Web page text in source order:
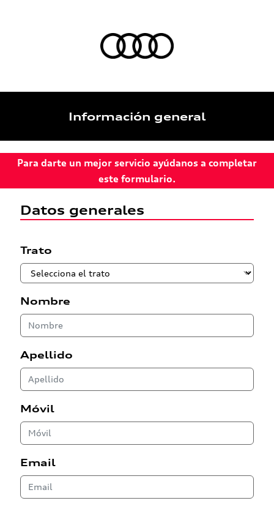
Información general
Para darte un mejor servicio ayúdanos a completar
este formulario.
Datos generales
Trato
Nombre
Apellido
Móvil
Email